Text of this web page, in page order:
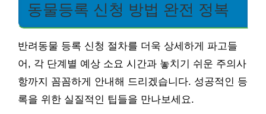
동물등록 신청 방법 완전 정복
반려동물 등록 신청 절차를 더욱 상세하게 파고들
어, 각 단계별 예상 소요 시간과 놓치기 쉬운 주의사
항까지 꼼꼼하게 안내해 드리겠습니다. 성공적인 등
록을 위한 실질적인 팁들을 만나보세요.